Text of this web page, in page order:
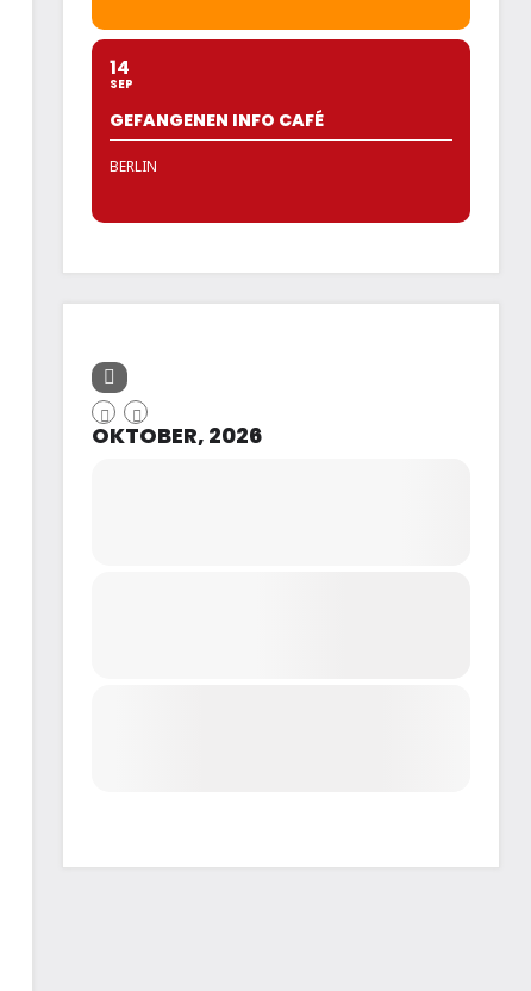
14
SEP
GEFANGENEN INFO CAFÉ
BERLIN
OKTOBER, 2026